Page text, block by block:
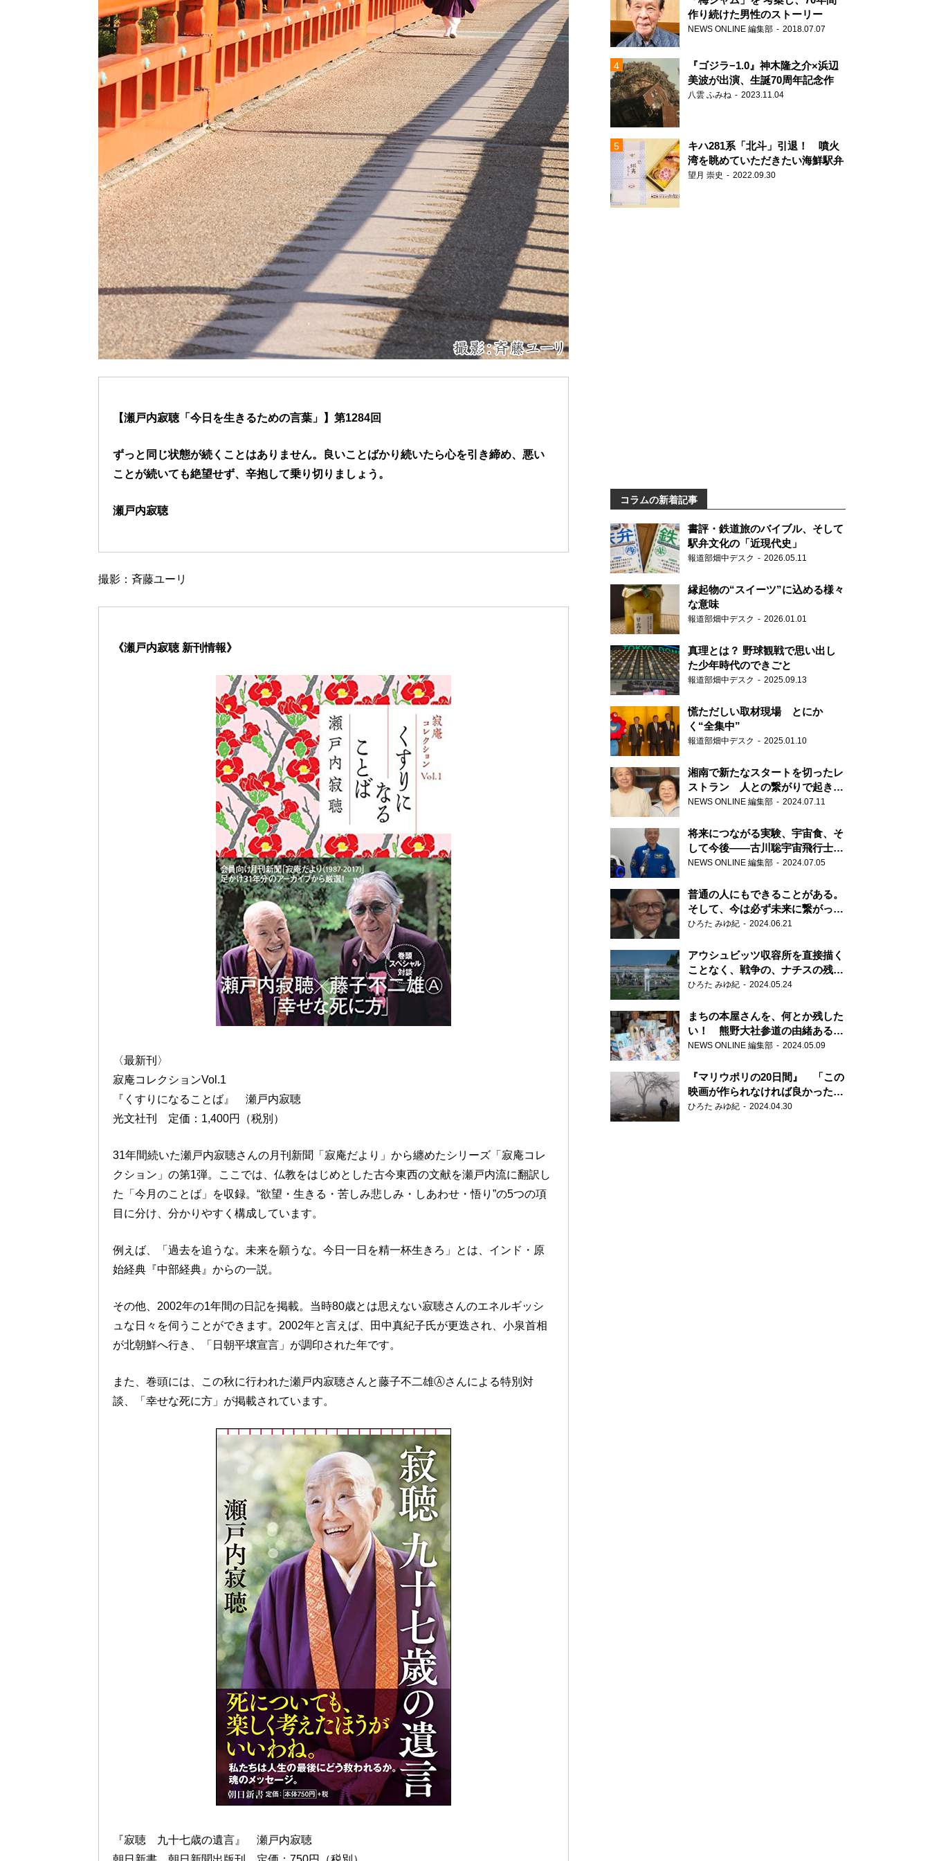
【瀬戸内寂聴「今日を生きるための言葉」】第1284回
ずっと同じ状態が続くことはありません。良いことばかり続いたら心を引き締め、悪い
ことが続いても絶望せず、辛抱して乗り切りましょう。
瀬戸内寂聴
撮影：斉藤ユーリ
《瀬戸内寂聴 新刊情報》
〈最新刊〉
寂庵コレクションVol.1
『くすりになることば』 瀬戸内寂聴
光文社刊 定価：1,400円（税別）
31年間続いた瀬戸内寂聴さんの月刊新聞「寂庵だより」から纏めたシリーズ「寂庵コレ
クション」の第1弾。ここでは、仏教をはじめとした古今東西の文献を瀬戸内流に翻訳し
た「今月のことば」を収録。“欲望・生きる・苦しみ悲しみ・しあわせ・悟り”の5つの項
目に分け、分かりやすく構成しています。
例えば、「過去を追うな。未来を願うな。今日一日を精一杯生きろ」とは、インド・原
始経典『中部経典』からの一説。
その他、2002年の1年間の日記を掲載。当時80歳とは思えない寂聴さんのエネルギッシ
ュな日々を伺うことができます。2002年と言えば、田中真紀子氏が更迭され、小泉首相
が北朝鮮へ行き、「日朝平壌宣言」が調印された年です。
また、巻頭には、この秋に行われた瀬戸内寂聴さんと藤子不二雄Ⓐさんによる特別対
談、「幸せな死に方」が掲載されています。
『寂聴 九十七歳の遺言』 瀬戸内寂聴
作り続けた男性のストーリー
NEWS ONLINE 編集部 2018.07.07
『ゴジラ−1.0』神木隆之介×浜辺
美波が出演、生誕70周年記念作
八雲 ふみね 2023.11.04
キハ281系「北斗」引退！ 噴火
湾を眺めていただきたい海鮮駅弁
望月 崇史 2022.09.30
コラムの新着記事
書評・鉄道旅のバイブル、そして
駅弁文化の「近現代史」
報道部畑中デスク 2026.05.11
縁起物の“スイーツ”に込める様々
な意味
報道部畑中デスク 2026.01.01
真理とは？ 野球観戦で思い出し
た少年時代のできごと
報道部畑中デスク 2025.09.13
慌ただしい取材現場 とにか
く“全集中”
報道部畑中デスク 2025.01.10
湘南で新たなスタートを切ったレ
ストラン 人との繋がりで起きた
奇跡
NEWS ONLINE 編集部 2024.07.11
将来につながる実験、宇宙食、そ
して今後――古川聡宇宙飛行士単
独インタビュー
NEWS ONLINE 編集部 2024.07.05
普通の人にもできることがある。
そして、今は必ず未来に繋がって
いく……『ONE LIFE 奇跡が繋い
ひろた みゆ紀 2024.06.21
アウシュビッツ収容所を直接描く
ことなく、戦争の、ナチスの残虐
さが見える映画 『関心領域』
ひろた みゆ紀 2024.05.24
まちの本屋さんを、何とか残した
い！ 熊野大社参道の由緒ある書
店・三代目の強い思い
NEWS ONLINE 編集部 2024.05.09
『マリウポリの20日間』 「この
映画が作られなければ良かった」
と語る監督
ひろた みゆ紀 2024.04.30